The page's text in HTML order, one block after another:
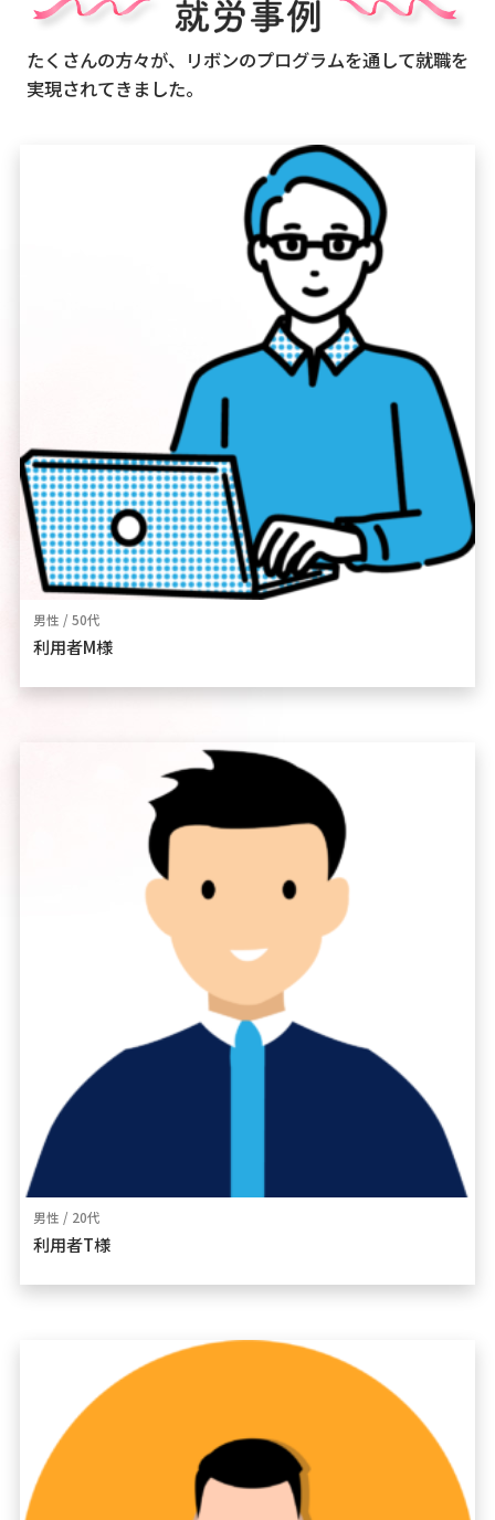
たくさんの方々が、リボンのプログラムを通して就職を
実現されてきました。
男性 / 50代
利用者M様
男性 / 20代
利用者T様